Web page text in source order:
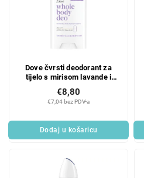
Dove čvrsti deodorant za
tijelo s mirisom lavande i
kamilice 75 ml
€7,04 bez PDV-a
€8,80
Dodaj u košaricu